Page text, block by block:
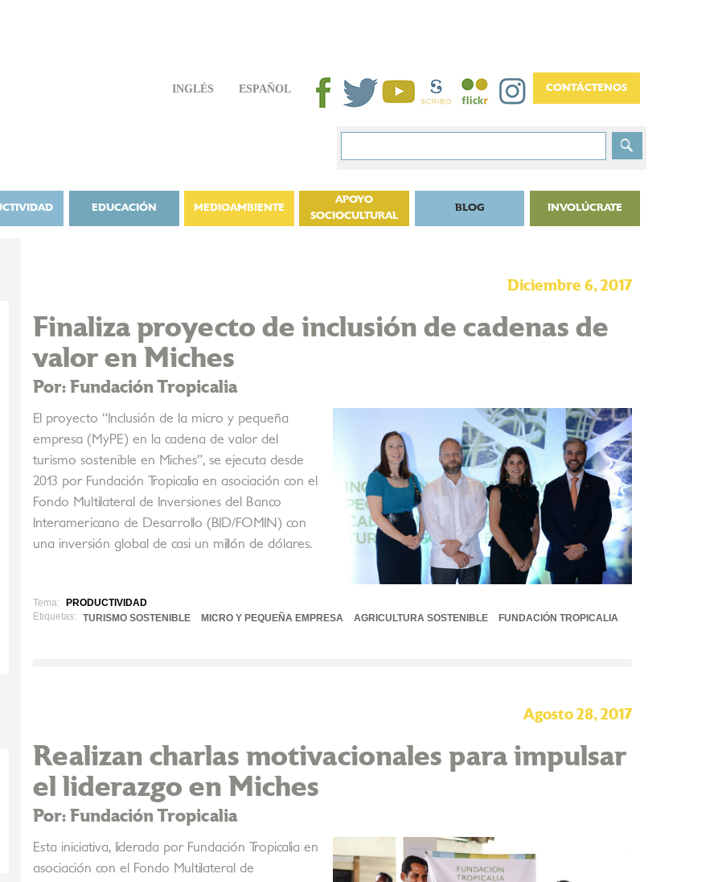
INGLÉS ESPAÑOL
EDUCACIÓN MEDIOAMBIENTE
APOYO
SOCIOCULTURAL
BLOG INVOLÚCRATE
Diciembre 6, 2017
Finaliza proyecto de inclusión de cadenas de
valor en Miches
Por: Fundación Tropicalia
El proyecto “Inclusión de la micro y pequeña
empresa (MyPE) en la cadena de valor del
turismo sostenible en Miches”, se ejecuta desde
2013 por Fundación Tropicalia en asociación con el
Fondo Multilateral de Inversiones del Banco
Interamericano de Desarrollo (BID/FOMIN) con
una inversión global de casi un millón de dólares.
Tema:
PRODUCTIVIDAD
Etiquetas:
TURISMO SOSTENIBLE MICRO Y PEQUEÑA EMPRESA AGRICULTURA SOSTENIBLE FUNDACIÓN TROPICALIA
Agosto 28, 2017
Realizan charlas motivacionales para impulsar
el liderazgo en Miches
Por: Fundación Tropicalia
Esta iniciativa, liderada por Fundación Tropicalia en
asociación con el Fondo Multilateral de